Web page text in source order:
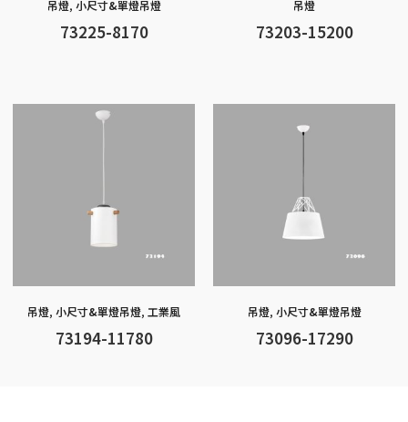
吊燈, 小尺寸&單燈吊燈
73225-8170
吊燈
73203-15200
吊燈, 小尺寸&單燈吊燈, 工業風
73194-11780
吊燈, 小尺寸&單燈吊燈
73096-17290